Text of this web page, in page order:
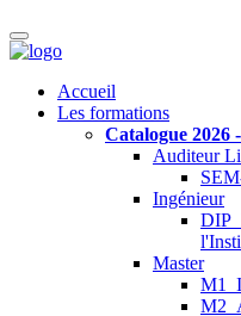
Accueil
Les formations
Catalogue 2026
Auditeur
Ingénieur
Master